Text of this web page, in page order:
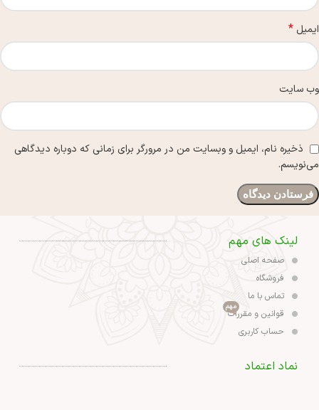
ایمیل *
وب‌ سایت
ذخیره نام، ایمیل و وبسایت من در مرورگر برای زمانی که دوباره دیدگاهی
می‌نویسم.
لینک های مهم
صفحه اصلی
فروشگاه
تماس با ما
قوانین و مقررات
مهم
حساب کاربری
نماد اعتماد